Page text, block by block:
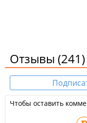
Отзывы (241)
Чтобы оставить